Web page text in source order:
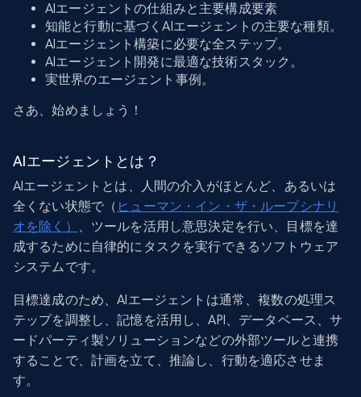
AIエージェントの仕組みと主要構成要素
知能と行動に基づくAIエージェントの主要な種類。
AIエージェント構築に必要な全ステップ。
AIエージェント開発に最適な技術スタック。
実世界のエージェント事例。
さあ、始めましょう！
AIエージェントとは？
AIエージェントとは、人間の介入がほとんど、あるいは
全くない状態で（ ヒューマン・イン・ザ・ループシナリ
オを除く）
、ツールを活用し意思決定を行い、目標を達
成するために自律的にタスクを実行できるソフトウェア
システムです。
目標達成のため、AIエージェントは通常、複数の処理ス
テップを調整し、記憶を活用し、API、データベース、サ
ードパーティ製ソリューションなどの外部ツールと連携
することで、計画を立て、推論し、行動を適応させま
す。